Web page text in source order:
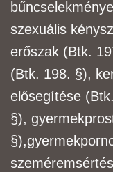
szexuális
erőszak (Btk.
(Btk. 198. §),
elősegítése (Btk.
§),
§),